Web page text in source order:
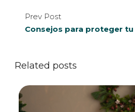
Prev Post
Consejos para proteger
Related posts